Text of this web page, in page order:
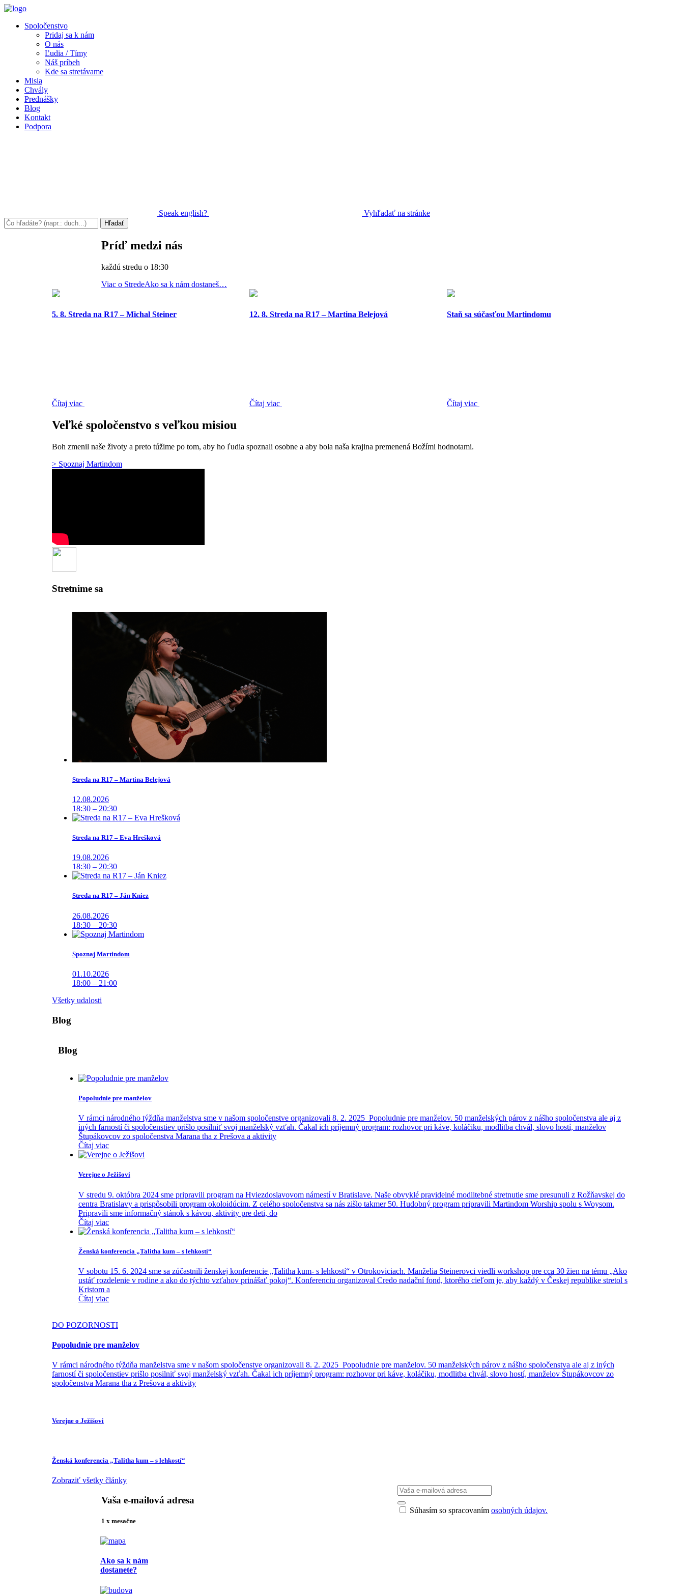
Spoločenstvo
Pridaj sa k nám
O nás
Ľudia / Tímy
Náš príbeh
Kde sa stretávame
Misia
Chvály
Prednášky
Blog
Kontakt
Podpora
Speak english? Vyhľadať na stránke
Príď medzi nás
každú stredu o 18:30
Viac o StredeAko sa k nám dostaneš…
5. 8. Streda na R17 – Michal Steiner
Čítaj viac
12. 8. Streda na R17 – Martina Belejová
Čítaj viac
Staň sa súčasťou Martindomu
Čítaj viac
Veľké spoločenstvo s veľkou misiou
Boh zmenil naše životy a preto túžime po tom, aby ho ľudia spoznali osobne a aby bola naša krajina premenená Božími hodnotami.
> Spoznaj Martindom
Stretnime sa
Streda na R17 – Martina Belejová
12.08.2026
18:30 – 20:30
Streda na R17 – Eva Hrešková
19.08.2026
18:30 – 20:30
Streda na R17 – Ján Kniez
26.08.2026
18:30 – 20:30
Spoznaj Martindom
01.10.2026
18:00 – 21:00
Všetky udalosti
Blog
Blog
Popoludnie pre manželov
V rámci národného týždňa manželstva sme v našom spoločenstve organizovali 8. 2. 2025 Popoludnie pre manželov. 50 manželských párov z nášho spoločenstva ale aj z
iných farností či spoločenstiev prišlo posilniť svoj manželský vzťah. Čakal ich príjemný program: rozhovor pri káve, koláčiku, modlitba chvál, slovo hostí, manželov
Štupákovcov zo spoločenstva Marana tha z Prešova a aktivity
Čítaj viac
Verejne o Ježišovi
V stredu 9. októbra 2024 sme pripravili program na Hviezdoslavovom námestí v Bratislave. Naše obvyklé pravidelné modlitebné stretnutie sme presunuli z Rožňavskej do
centra Bratislavy a prispôsobili program okoloidúcim. Z celého spoločenstva sa nás zišlo takmer 50. Hudobný program pripravili Martindom Worship spolu s Woysom.
Pripravili sme informačný stánok s kávou, aktivity pre deti, do
Čítaj viac
Ženská konferencia „Talitha kum – s lehkostí“
V sobotu 15. 6. 2024 sme sa zúčastnili ženskej konferencie „Talitha kum- s lehkostí“ v Otrokoviciach. Manželia Steinerovci viedli workshop pre cca 30 žien na tému „Ako
ustáť rozdelenie v rodine a ako do týchto vzťahov prinášať pokoj“. Konferenciu organizoval Credo nadační fond, ktorého cieľom je, aby každý v Českej republike stretol s
Kristom a
Čítaj viac
DO POZORNOSTI
Popoludnie pre manželov
V rámci národného týždňa manželstva sme v našom spoločenstve organizovali 8. 2. 2025 Popoludnie pre manželov. 50 manželských párov z nášho spoločenstva ale aj z iných
farností či spoločenstiev prišlo posilniť svoj manželský vzťah. Čakal ich príjemný program: rozhovor pri káve, koláčiku, modlitba chvál, slovo hostí, manželov Štupákovcov zo
spoločenstva Marana tha z Prešova a aktivity
Verejne o Ježišovi
Ženská konferencia „Talitha kum – s lehkostí“
Zobraziť všetky články
Vaša e-mailová adresa
1 x mesačne
Súhasím so spracovaním osobných údajov.
Ako sa k nám
dostanete?